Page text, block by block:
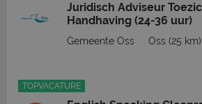
Juridisch Adviseur
Handhaving (24-36 uur)
Gemeente Oss Oss (25 km)
TOPVACATURE